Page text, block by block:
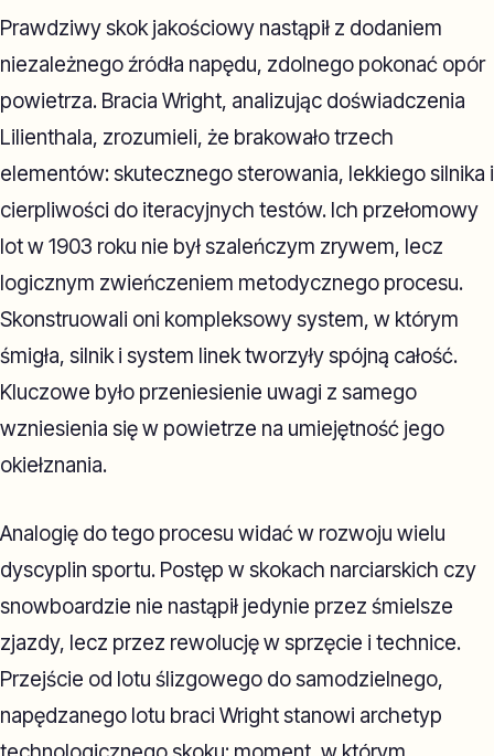
Prawdziwy skok jakościowy nastąpił z dodaniem
niezależnego źródła napędu, zdolnego pokonać opór
powietrza. Bracia Wright, analizując doświadczenia
Lilienthala, zrozumieli, że brakowało trzech
elementów: skutecznego sterowania, lekkiego silnika i
cierpliwości do iteracyjnych testów. Ich przełomowy
lot w 1903 roku nie był szaleńczym zrywem, lecz
logicznym zwieńczeniem metodycznego procesu.
Skonstruowali oni kompleksowy system, w którym
śmigła, silnik i system linek tworzyły spójną całość.
Kluczowe było przeniesienie uwagi z samego
wzniesienia się w powietrze na umiejętność jego
okiełznania.
Analogię do tego procesu widać w rozwoju wielu
dyscyplin sportu. Postęp w skokach narciarskich czy
snowboardzie nie nastąpił jedynie przez śmielsze
zjazdy, lecz przez rewolucję w sprzęcie i technice.
Przejście od lotu ślizgowego do samodzielnego,
napędzanego lotu braci Wright stanowi archetyp